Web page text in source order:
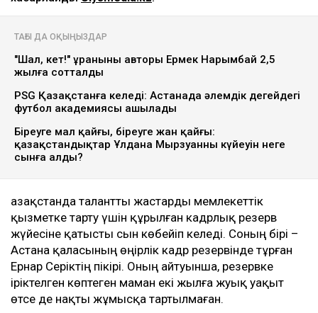
ТАҒЫ ДА ОҚЫҢЫЗДАР
"Шал, кет!" ұранының авторы Ермек Нарымбай 2,5
жылға сотталды
PSG Қазақстанға келеді: Астанада әлемдік деңгейдегі
футбол академиясы ашылады
Біреуге мал қайғы, біреуге жан қайғы:
қазақстандықтар Ұлдана Мырзуанның күйеуін неге
сынға алды?
Қазақстанда талантты жастарды мемлекеттік
қызметке тарту үшін құрылған кадрлық резерв
жүйесіне қатысты сын көбейіп келеді. Соның бірі –
Астана қаласының өңірлік кадр резервінде тұрған
Ернар Серіктің пікірі. Оның айтуынша, резервке
іріктелген көптеген маман екі жылға жуық уақыт
өтсе де нақты жұмысқа тартылмаған.